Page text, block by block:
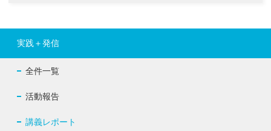
実践＋発信
全件一覧
活動報告
講義レポート